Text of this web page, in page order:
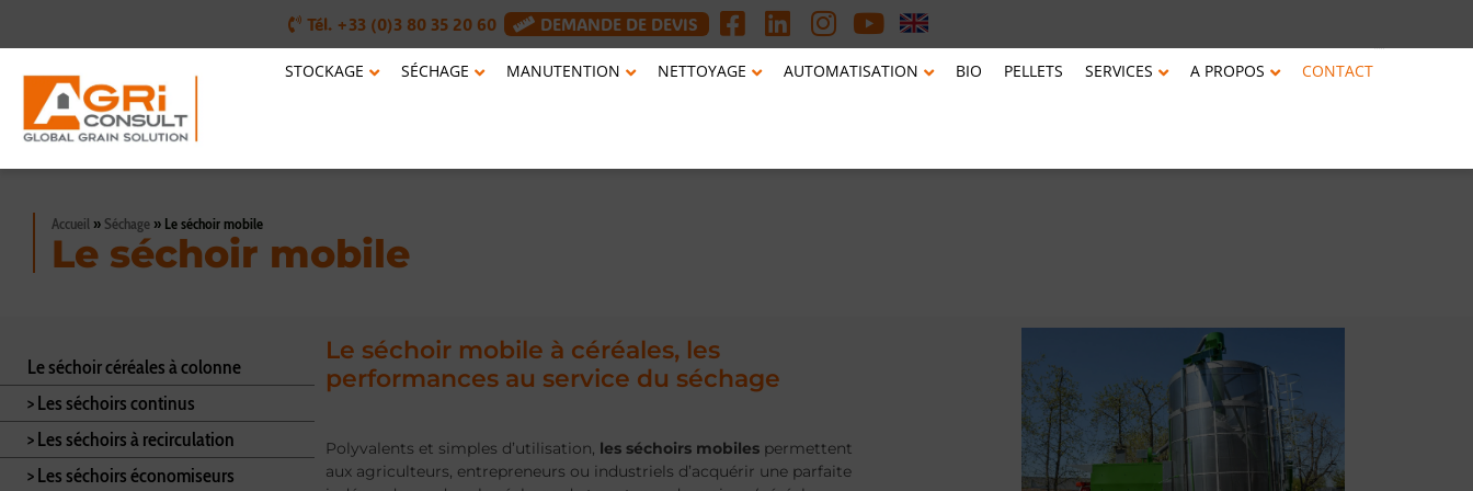
Tél. +33 (0)3 80 35 20 60 DEMANDE DE DEVIS
STOCKAGE SÉCHAGE MANUTENTION NETTOYAGE AUTOMATISATION BIO PELLETS SERVICES A PROPOS CONTACT
Accueil » Séchage » Le séchoir mobile
Le séchoir mobile
Le séchoir céréales à colonne
> Les séchoirs continus
> Les séchoirs à recirculation
> Les séchoirs économiseurs
Le séchoir mobile à céréales, les
performances au service du séchage
Polyvalents et simples d’utilisation, les séchoirs mobiles permettent
aux agriculteurs, entrepreneurs ou industriels d’acquérir une parfaite